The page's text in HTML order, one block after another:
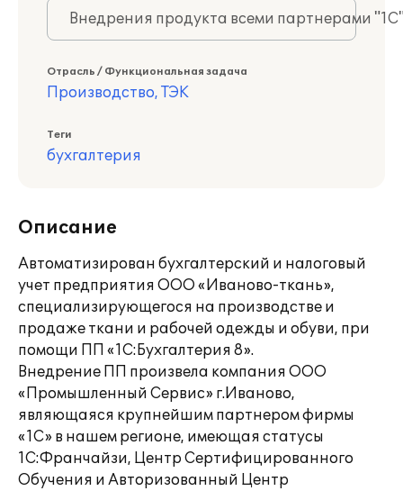
Внедрения продукта всеми партнерами
Отрасль / Функциональная задача
Производство, ТЭК
Теги
бухгалтерия
Описание
Автоматизирован бухгалтерский и налоговый
учет предприятия ООО «Иваново-ткань»,
специализирующегося на производстве и
продаже ткани и рабочей одежды и обуви, при
помощи ПП «1С:Бухгалтерия 8».
Внедрение ПП произвела компания ООО
«Промышленный Сервис» г.Иваново,
являющаяся крупнейшим партнером фирмы
«1С» в нашем регионе, имеющая статусы
1С:Франчайзи, Центр Сертифицированного
Обучения и Авторизованный Центр